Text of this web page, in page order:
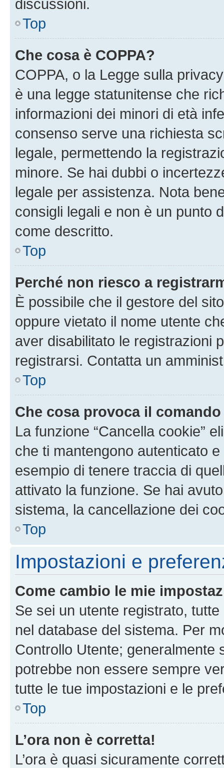
discussioni.
Top
Che cosa è COPPA?
COPPA, o la Legge sulla
è una legge statunitense che
informazioni dei minori di età
consenso serve una richiesta
legale, permettendo la
minore. Se hai dubbi o
legale per assistenza. Nota
consigli legali e non è un punto
come descritto.
Top
Perché non riesco a
È possibile che il gestore del
oppure vietato il nome utente
aver disabilitato le registrazioni
registrarsi. Contatta un
Top
Che cosa provoca il
La funzione “Cancella cookie”
che ti mantengono autenticato
esempio di tenere traccia di
attivato la funzione. Se hai
sistema, la cancellazione dei
Top
Impostazioni e
Come cambio le mie
Se sei un utente registrato,
nel database del sistema. Per
Controllo Utente; generalmente
potrebbe non essere sempre
tutte le tue impostazioni e le
Top
L’ora non è corretta!
L’ora è quasi sicuramente